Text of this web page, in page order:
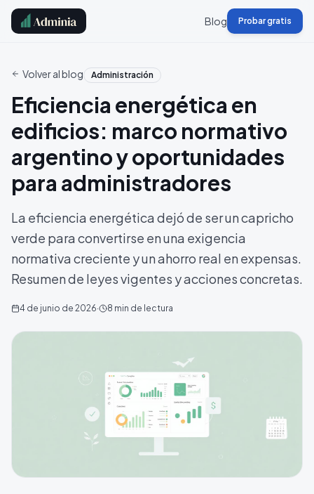
Blog Probar gratis
Volver al blog Administración
Eficiencia energética en
edificios: marco normativo
argentino y oportunidades
para administradores
La eficiencia energética dejó de ser un capricho
verde para convertirse en una exigencia
normativa creciente y un ahorro real en expensas.
Resumen de leyes vigentes y acciones concretas.
4 de junio de 2026· 8 min de lectura